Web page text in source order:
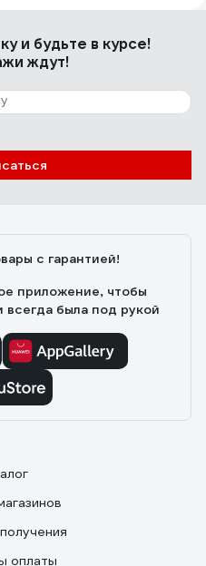
Есть скос для работы в
гранях, для улучшения
мм
23.08.2020
самое то, основные
и будьте в курсе!
ждут!
с гарантией!
приложение, чтобы
всегда была под рукой
оплаты